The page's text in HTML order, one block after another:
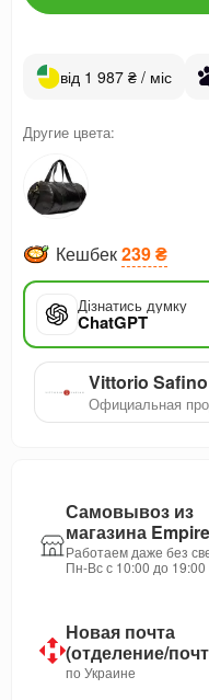
від 1 987 ₴ / міс
Другие цвета:
Кешбек239 ₴
Дізнатись думку
ChatGPT
Vittorio Safino
Официальная
Самовывоз из
магазина
Работаем даже без
Пн-Вс с 10:00 до 19:00
Новая почта
(отделение/
по Украине